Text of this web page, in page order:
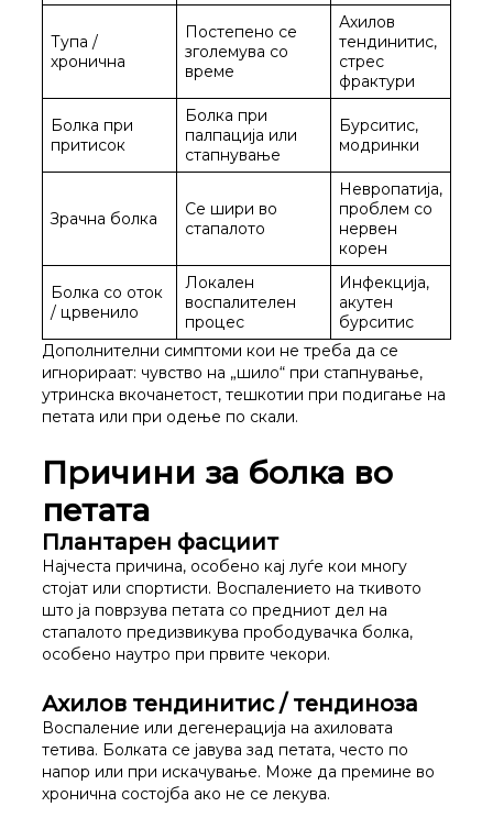
Тупа /
хронична
Постепено се
зголемува со
време
Ахилов
тендинитис,
стрес
фрактури
Болка при
притисок
Болка при
палпација или
стапнување
Бурситис,
модринки
Зрачна болка
Се шири во
стапалото
Невропатија,
проблем со
нервен
корен
Болка со оток
/ црвенило
Локален
воспалителен
процес
Инфекција,
акутен
бурситис
Дополнителни симптоми кои не треба да се
игнорираат: чувство на „шило“ при стапнување,
утринска вкочанетост, тешкотии при подигање на
петата или при одење по скали.
Причини за болка во
петата
Плантарен фасциит
Најчеста причина, особено кај луѓе кои многу
стојат или спортисти. Воспалението на ткивото
што ја поврзува петата со предниот дел на
стапалото предизвикува прободувачка болка,
особено наутро при првите чекори.
Ахилов тендинитис / тендиноза
Воспаление или дегенерација на ахиловата
тетива. Болката се јавува зад петата, често по
напор или при искачување. Може да премине во
хронична состојба ако не се лекува.